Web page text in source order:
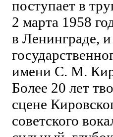
поступает в
2 марта 1958
в Ленинграде,
имени С. М.
Более 20 лет
сцене
советского